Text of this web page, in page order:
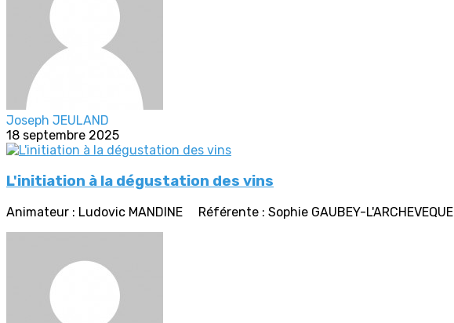
Joseph JEULAND
18 septembre 2025
L'initiation à la dégustation des vins
Animateur : Ludovic MANDINE Référente : Sophie GAUBEY-L'ARCHEVEQUE